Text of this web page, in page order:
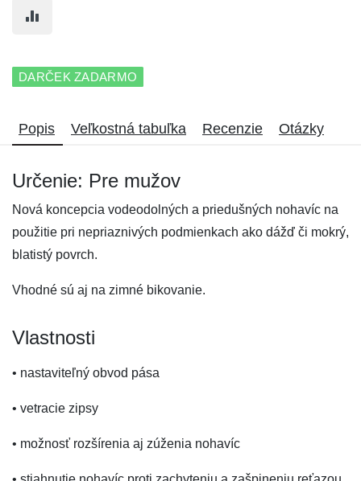
DARČEK ZADARMO
Popis Veľkostná tabuľka Recenzie Otázky
Určenie: Pre mužov
Nová koncepcia vodeodolných a priedušných nohavíc na
použitie pri nepriaznivých podmienkach ako dážď či mokrý,
blatistý povrch.
Vhodné sú aj na zimné bikovanie.
Vlastnosti
• nastaviteľný obvod pása
• vetracie zipsy
• možnosť rozšírenia aj zúženia nohavíc